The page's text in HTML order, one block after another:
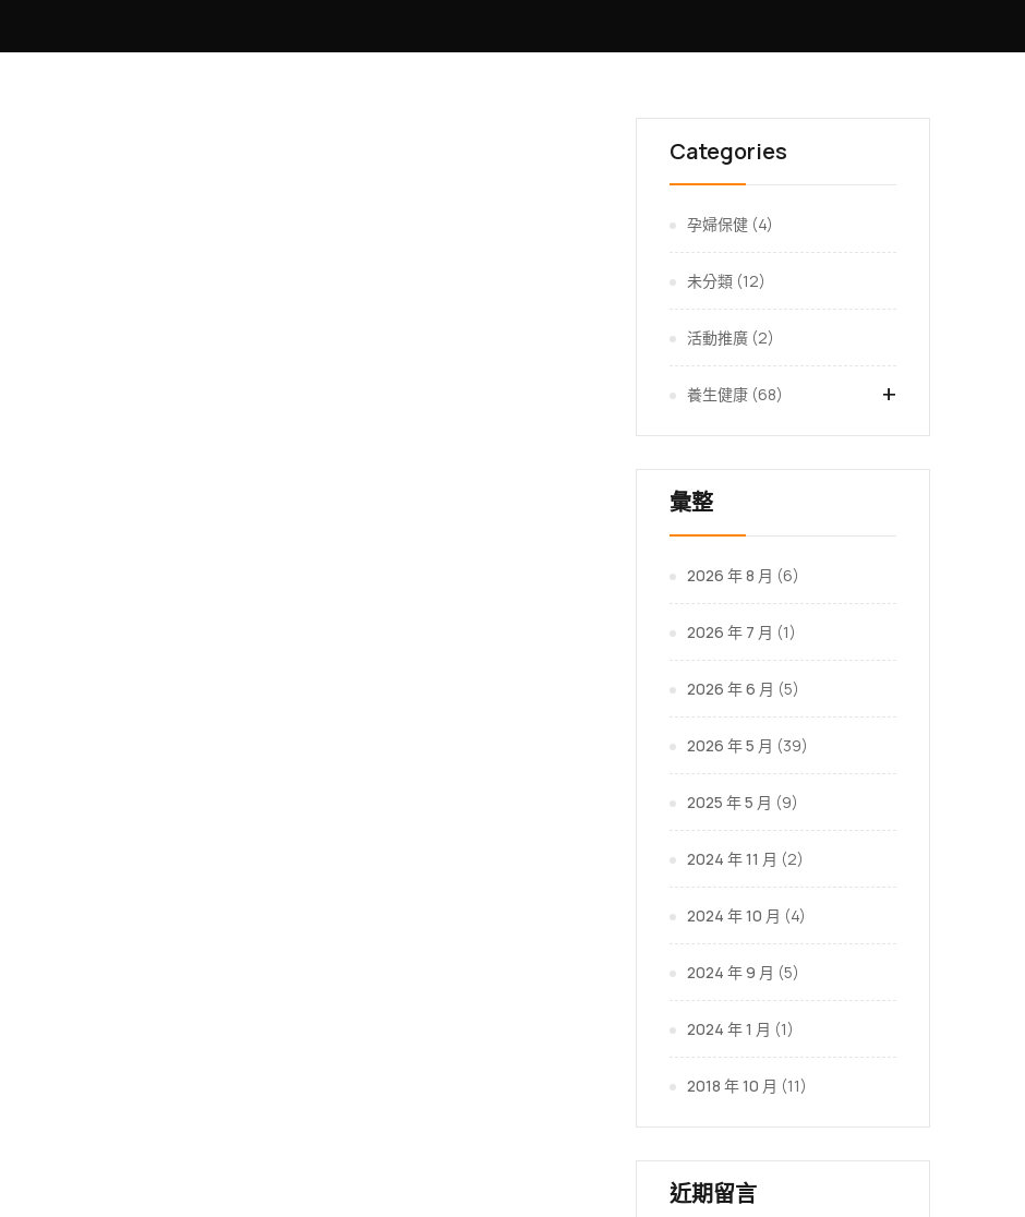
Categories
孕婦保健 (4)
未分類 (12)
活動推廣 (2)
+
養生健康 (68)
彙整
2026 年 8 月 (6)
2026 年 7 月 (1)
2026 年 6 月 (5)
2026 年 5 月 (39)
2025 年 5 月 (9)
2024 年 11 月 (2)
2024 年 10 月 (4)
2024 年 9 月 (5)
2024 年 1 月 (1)
2018 年 10 月 (11)
近期留言